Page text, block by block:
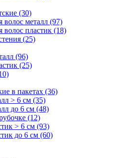
(30)
металл (97)
пластик (18)
(25)
(96)
(25)
в пакетах (36)
> 6 см (35)
до 6 см (48)
(12)
> 6 см (93)
до 6 см (60)